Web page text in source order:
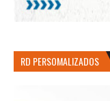
RD PERSOMALIZADOS